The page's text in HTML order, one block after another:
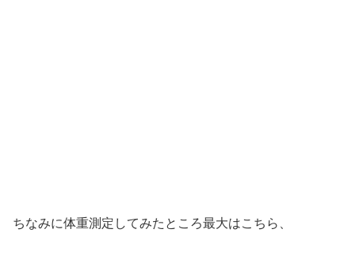
ちなみに体重測定してみたところ最大はこちら、